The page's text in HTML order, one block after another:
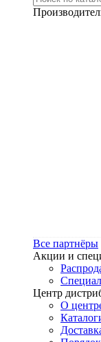
Все партнёры
Акции и
Центр
О